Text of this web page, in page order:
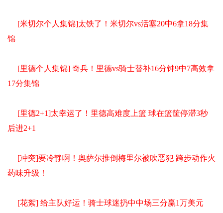
[米切尔个人集锦]太铁了！米切尔vs活塞20中6拿18分集
锦
[里德个人集锦] 奇兵！里德vs骑士替补16分钟9中7高效拿
17分集锦
[里德2+1]太幸运了！里德高难度上篮 球在篮筐停滞3秒
后进2+1
[冲突]要冷静啊！奥萨尔推倒梅里尔被吹恶犯 跨步动作火
药味升级！
[花絮] 给主队好运！骑士球迷扔中中场三分赢1万美元